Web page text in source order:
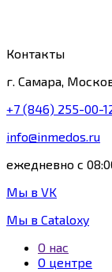
Контакты
г. Самара,
+7 (846) 255-00-
info@inmedos.ru
ежедневно с
Мы в VK
Мы в Cataloxy
О нас
О центре